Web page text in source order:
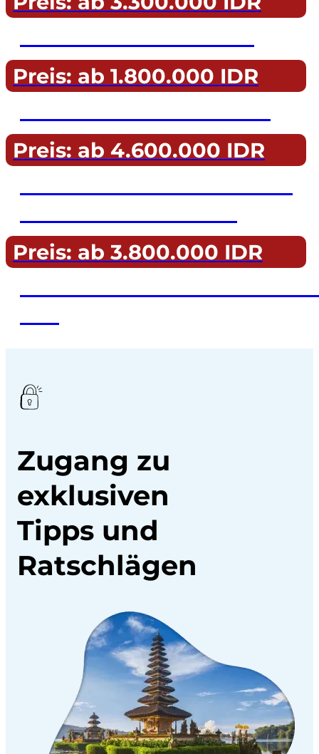
Preis: ab 1.800.000 IDR
Preis: ab 4.600.000 IDR
Preis: ab 3.800.000 IDR
Zugang zu
exklusiven
Tipps und
Ratschlägen